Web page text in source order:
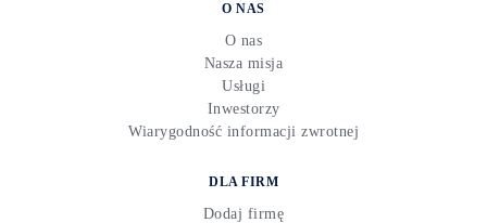
O NAS
O nas
Nasza misja
Usługi
Inwestorzy
Wiarygodność informacji zwrotnej
DLA FIRM
Dodaj firmę